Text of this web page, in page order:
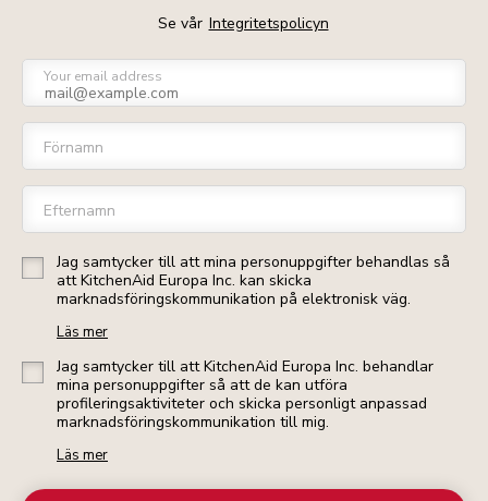
Se vår Integritetspolicyn
Your email address
Förnamn
Efternamn
Jag samtycker till att mina personuppgifter behandlas så
att KitchenAid Europa Inc. kan skicka
marknadsföringskommunikation på elektronisk väg.
Läs mer
Jag samtycker till att KitchenAid Europa Inc. behandlar
mina personuppgifter så att de kan utföra
profileringsaktiviteter och skicka personligt anpassad
marknadsföringskommunikation till mig.
Läs mer